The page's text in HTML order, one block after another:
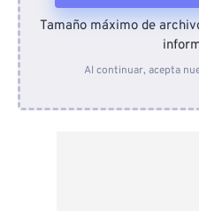
Desde el
Tamaño máximo de
Al continuar, acepta